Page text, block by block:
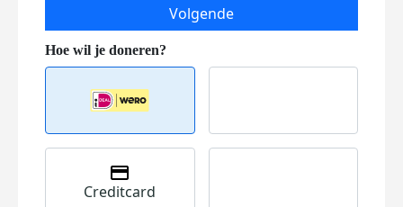
Volgende
Creditcard